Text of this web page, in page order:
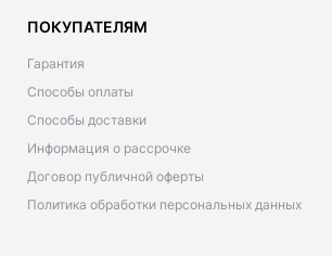
ПОКУПАТЕЛЯМ
Гарантия
Способы оплаты
Способы доставки
Информация о рассрочке
Договор публичной оферты
Политика обработки персональных данных